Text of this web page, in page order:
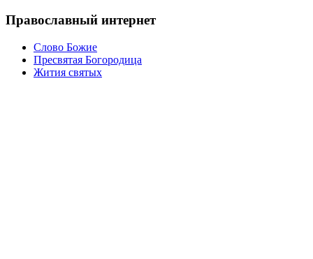
Православный интернет
Слово Божие
Пресвятая Богородица
Жития святых